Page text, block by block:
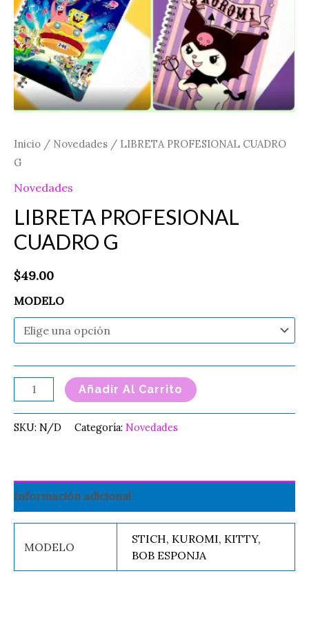
Inicio / Novedades / LIBRETA PROFESIONAL CUADRO
G
Novedades
LIBRETA PROFESIONAL
CUADRO G
$49.00
MODELO
Añadir Al Carrito
SKU: N/D Categoría: Novedades
Información adicional
MODELO
STICH, KUROMI, KITTY,
BOB ESPONJA